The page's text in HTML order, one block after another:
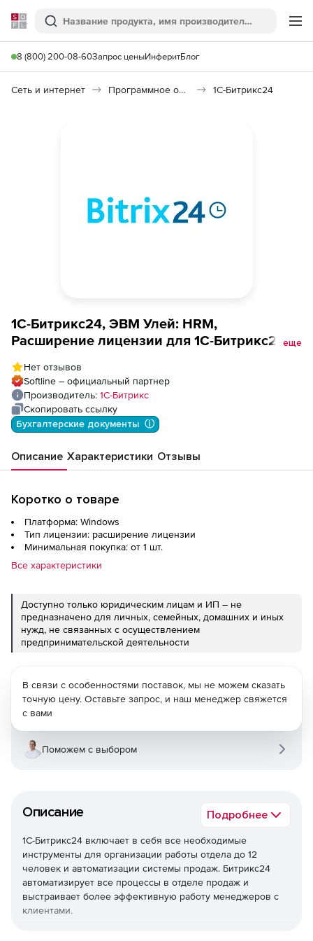
Softline
Поиск
8 (800) 200-08-60Запрос ценыИнферитБлог
Сеть и интернет Программное обеспечение для создания сайтов 1С-Битрикс24
1С-Битрикс24, ЭВМ Улей: HRM,
Расширение лицензии для 1С-Битрикс24
целями (1000 пользователей, льготное
продление)
еще
Нет отзывов
Softline – официальный партнер
Производитель: 1С-Битрикс
Скопировать ссылку
Бухгалтерские документы  ⓘ
Описание Характеристики Отзывы
Коротко о товаре
Платформа: Windows
Тип лицензии: расширение лицензии
Минимальная покупка: от 1 шт.
Все характеристики
Доступно только юридическим лицам и ИП – не
предназначено для личных, семейных, домашних и иных
нужд, не связанных с осуществлением
предпринимательской деятельности
Описание Подробнее
1С-Битрикс24 включает в себя все необходимые
инструменты для организации работы отдела до 12
человек и автоматизации системы продаж. Битрикс24
автоматизирует все процессы в отделе продаж и
выстраивает более эффективную работу менеджеров с
клиентами.
В связи с особенностями поставок, мы не можем сказать
точную цену. Оставьте запрос, и наш менеджер свяжется
с вами
Поможем с выбором